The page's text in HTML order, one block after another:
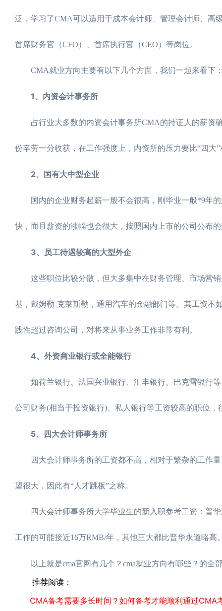
泛，学习了CMA可以适用于成本会计师、管理会计师、高
首席财务官（CFO）、首席执行官（CEO）等岗位。
CMA就业方向主要有以下几个方面，我们一起来看下
1、内资会计事务所
占行业大多数的内资会计事务所CMA的持证人的薪资确
份辛劳一分收获，在工作强度上，内资所的压力要比“四大
2、国有大中型企业
国内的企业财务起薪一般不会很高，刚毕业一般*9年的
快，而且薪资的涨幅也会很大，按照国内上市的公司公布
3、员工待遇较高的大型外企
这些职位比较分散，但大多集中在财务管理、市场营销
基，戴姆勒-克莱斯勒，通用汽车的金融部门等。其工资不
践性超过咨询公司，对将来从事业务工作非常有利。
4、外资商业银行或全能银行
如荷兰银行、法国兴业银行、汇丰银行、巴克雷银行等
公司财务(相当于投资银行)、私人银行等工资较高的职位
5、四大会计师事务所
四大会计师事务所的工资都不高，相对于繁杂的工作量
望很大，因此有“人才跳板”之称。
四大会计师事务所大学毕业生的新入职参考工资：普华
工作的可能接近16万RMB/年，其他三大都比普华永道略高
以上就是cma官网有几个？cma就业方向有哪些？的全
推荐阅读：
CMA备考需要多长时间？如何备考才能顺利通过CMA